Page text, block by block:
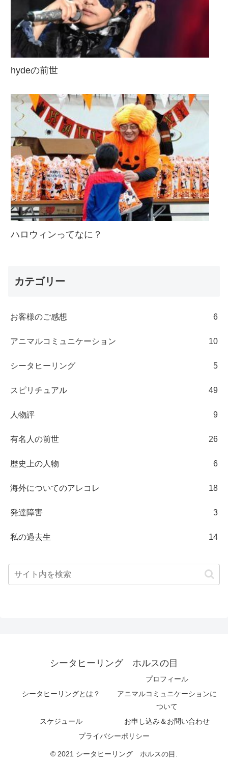
hydeの前世
ハロウィンってなに？
カテゴリー
お客様のご感想 6
アニマルコミュニケーション 10
シータヒーリング 5
スピリチュアル 49
人物評 9
有名人の前世 26
歴史上の人物 6
海外についてのアレコレ 18
発達障害 3
私の過去生 14
シータヒーリング ホルスの目
プロフィール
シータヒーリングとは？
アニマルコミュニケーションに
ついて
スケジュール
お申し込み＆お問い合わせ
プライバシーポリシー
© 2021 シータヒーリング ホルスの目.